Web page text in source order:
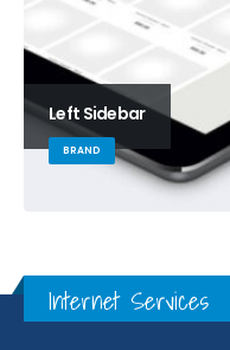
Left Sidebar
BRAND
Internet Services